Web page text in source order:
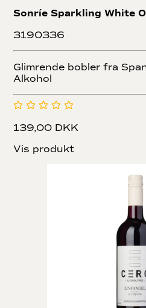
Sonríe Sparkling White
3190336
Glimrende bobler fra
Alkohol
139,00 DKK
Vis produkt